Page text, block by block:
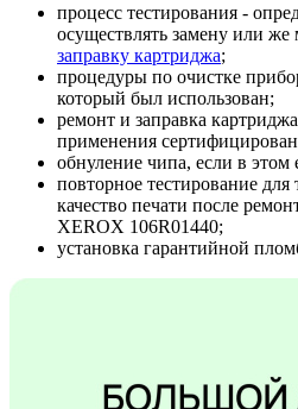
процесс тестирования -
осуществлять замену или
заправку картриджа;
процедуры по очистке
который был использован;
ремонт и заправка
применения
обнуление чипа, если в этом
повторное тестирование
качество печати после
XEROX 106R01440;
установка гарантийной